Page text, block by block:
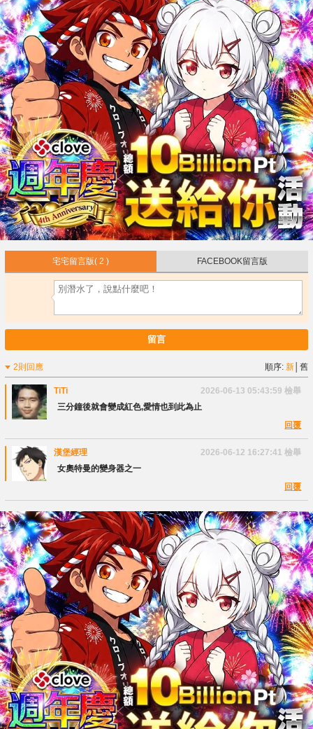
宅宅留言版( 2 ) FACEBOOK留言版
留言
2則回應 順序:新 │舊
TiTi 2026-06-13 05:43:59 檢舉
三分鐘後就會變成紅色,愛情也到此為止
回覆
漢堡經理 2026-06-12 16:27:41 檢舉
女奧特曼的變身器之一
回覆